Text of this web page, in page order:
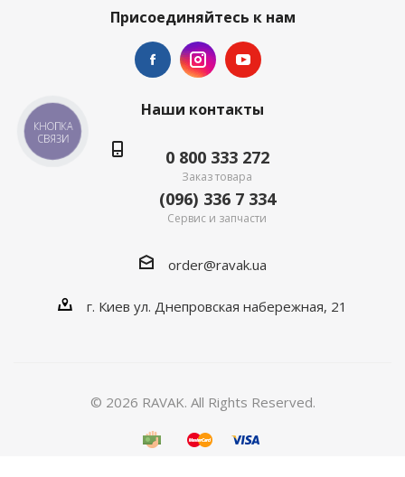
Присоединяйтесь к нам
Наши контакты
0 800 333 272
Заказ товара
(096) 336 7 334
Сервис и запчасти
order@ravak.ua
г. Киев ул. Днепровская набережная, 21
© 2026 RAVAK. All Rights Reserved.
КНОПКА
СВЯЗИ